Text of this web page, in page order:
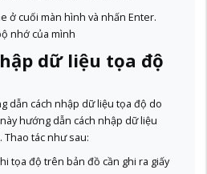
ở cuối màn hình và nhấn Enter.
nhớ của mình
dữ liệu tọa độ
dẫn cách nhập dữ liệu tọa độ do
hướng dẫn cách nhập dữ liệu
Thao tác như sau:
tọa độ trên bản đồ cần ghi ra giấy